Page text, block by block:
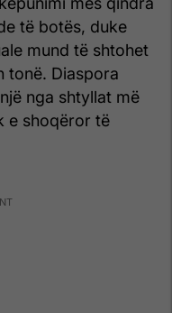
të botës, duke
mund të shtohet
tonë. Diaspora
nga shtyllat më
e shoqëror të